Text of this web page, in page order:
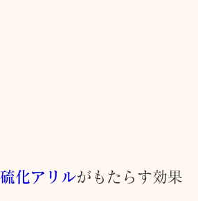
硫化アリルがもたらす効果